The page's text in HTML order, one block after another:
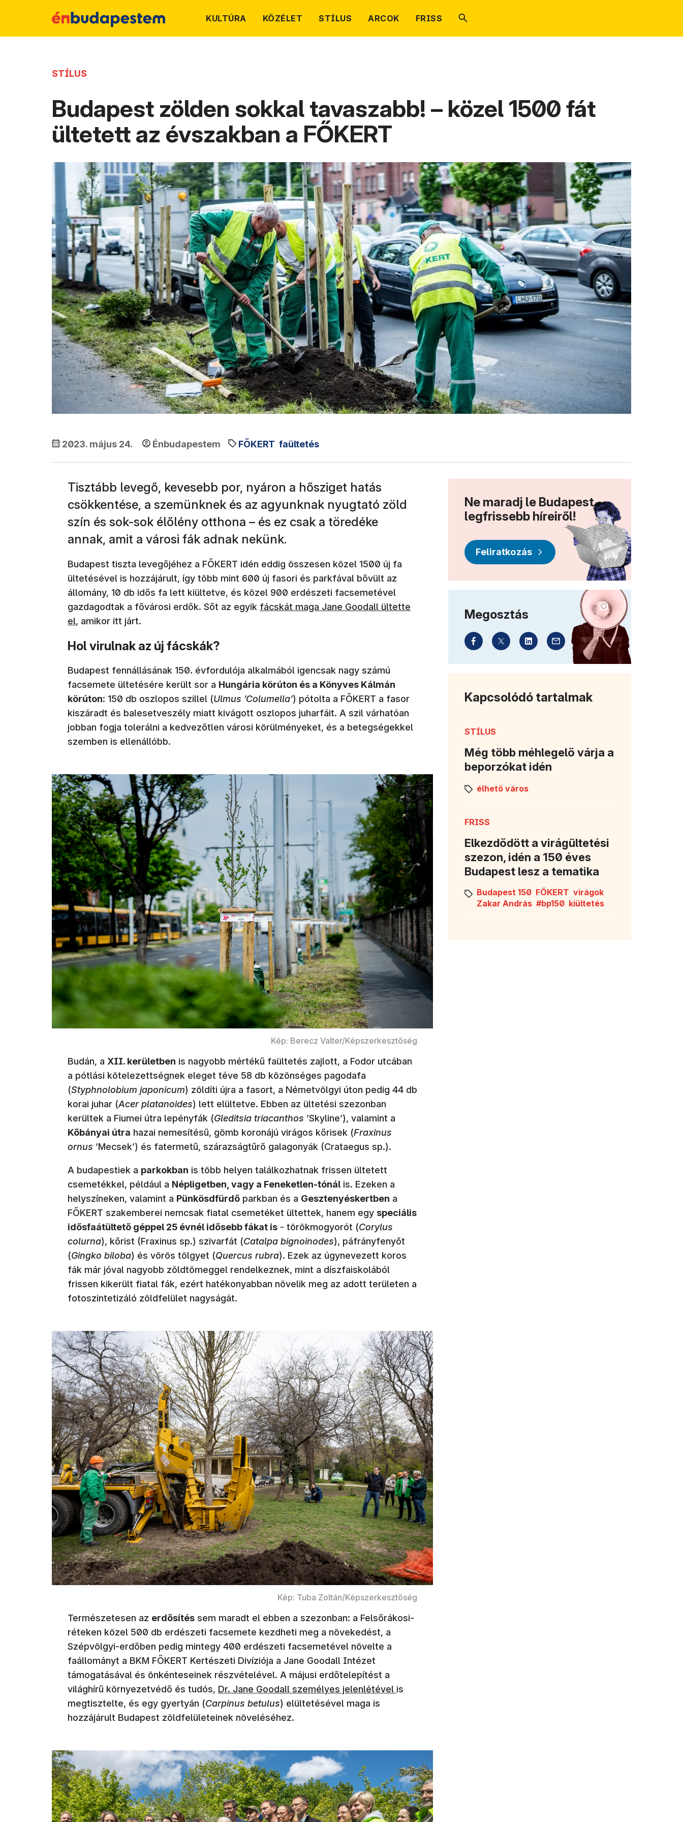
KULTÚRA KÖZÉLET STÍLUS ARCOK FRISS
STÍLUS
Budapest zölden sokkal tavaszabb! – közel 1500 fát
ültetett az évszakban a FŐKERT
2023. május 24. Énbudapestem FŐKERT faültetés
Tisztább levegő, kevesebb por, nyáron a hősziget hatás
csökkentése, a szemünknek és az agyunknak nyugtató zöld
szín és sok-sok élőlény otthona – és ez csak a töredéke
annak, amit a városi fák adnak nekünk.
Budapest tiszta levegőjéhez a FŐKERT idén eddig összesen közel 1500 új fa
ültetésével is hozzájárult, így több mint 600 új fasori és parkfával bővült az
állomány, 10 db idős fa lett kiültetve, és közel 900 erdészeti facsemetével
gazdagodtak a fővárosi erdők. Sőt az egyik fácskát maga Jane Goodall ültette
el, amikor itt járt.
Hol virulnak az új fácskák?
Budapest fennállásának 150. évfordulója alkalmából igencsak nagy számú
facsemete ültetésére került sor a Hungária körúton és a Könyves Kálmán
körúton: 150 db oszlopos szillel (Ulmus ’Columella’) pótolta a FŐKERT a fasor
kiszáradt és balesetveszély miatt kivágott oszlopos juharfáit. A szil várhatóan
jobban fogja tolerálni a kedvezőtlen városi körülményeket, és a betegségekkel
szemben is ellenállóbb.
Kép: Berecz Valter/Képszerkesztőség
Budán, a XII. kerületben is nagyobb mértékű faültetés zajlott, a Fodor utcában
a pótlási kötelezettségnek eleget téve 58 db közönséges pagodafa
(Styphnolobium japonicum) zöldíti újra a fasort, a Németvölgyi úton pedig 44 db
korai juhar (Acer platanoides) lett elültetve. Ebben az ültetési szezonban
kerültek a Fiumei útra lepényfák (Gleditsia triacanthos ’Skyline’), valamint a
Kőbányai útra hazai nemesítésű, gömb koronájú virágos kőrisek (Fraxinus
ornus ’Mecsek’) és fatermetű, szárazságtűrő galagonyák (Crataegus sp.).
A budapestiek a parkokban is több helyen találkozhatnak frissen ültetett
csemetékkel, például a Népligetben, vagy a Feneketlen-tónál is. Ezeken a
helyszíneken, valamint a Pünkösdfürdő parkban és a Gesztenyéskertben a
FŐKERT szakemberei nemcsak fiatal csemetéket ültettek, hanem egy speciális
idősfaátültető géppel 25 évnél idősebb fákat is - törökmogyorót (Corylus
colurna), kőrist (Fraxinus sp.) szivarfát (Catalpa bignoinodes), páfrányfenyőt
(Gingko biloba) és vörös tölgyet (Quercus rubra). Ezek az úgynevezett koros
fák már jóval nagyobb zöldtömeggel rendelkeznek, mint a díszfaiskolából
frissen kikerült fiatal fák, ezért hatékonyabban növelik meg az adott területen a
fotoszintetizáló zöldfelület nagyságát.
Kép: Tuba Zoltán/Képszerkesztőség
Természetesen az erdősítés sem maradt el ebben a szezonban: a Felsőrákosi-
réteken közel 500 db erdészeti facsemete kezdheti meg a növekedést, a
Szépvölgyi-erdőben pedig mintegy 400 erdészeti facsemetével növelte a
faállományt a BKM FŐKERT Kertészeti Divíziója a Jane Goodall Intézet
támogatásával és önkénteseinek részvételével. A májusi erdőtelepítést a
világhírű környezetvédő és tudós, Dr. Jane Goodall személyes jelenlétével is
megtisztelte, és egy gyertyán (Carpinus betulus) elültetésével maga is
hozzájárult Budapest zöldfelületeinek növeléséhez.
Ne maradj le Budapest
legfrissebb híreiről!
Feliratkozás
Megosztás
Kapcsolódó tartalmak
STÍLUS
Még több méhlegelő várja a
beporzókat idén
élhető város
FRISS
Elkezdődött a virágültetési
szezon, idén a 150 éves
Budapest lesz a tematika
Budapest 150 FŐKERT virágok
Zakar András #bp150 kiültetés